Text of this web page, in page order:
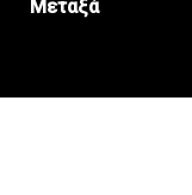
Μεταξά